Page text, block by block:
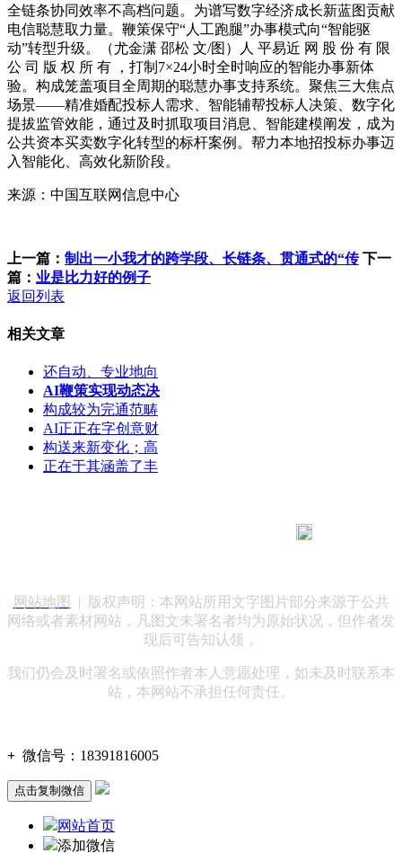
全链条协同效率不高档问题。为谱写数字经济成长新蓝图贡献
电信聪慧取力量。鞭策保守“人工跑腿”办事模式向“智能驱
动”转型升级。（尤金潇 邵松 文/图）人 平易近 网 股 份 有 限
公 司 版 权 所 有 ，打制7×24小时全时响应的智能办事新体
验。构成笼盖项目全周期的聪慧办事支持系统。聚焦三大焦点
场景——精准婚配投标人需求、智能辅帮投标人决策、数字化
提拔监管效能，通过及时抓取项目消息、智能建模阐发，成为
公共资本买卖数字化转型的标杆案例。帮力本地招投标办事迈
入智能化、高效化新阶段。
来源：中国互联网信息中心
上一篇： 制出一小我才的跨学段、长链条、贯通式的“传 下一
篇： 业是比力好的例子
返回列表
相关文章
还自动、专业地向
AI鞭策实现动态决
构成较为完通范畴
AI正正在字创意财
构送来新变化；高
正在于其涵盖了丰
网站地图
| 版权声明：本网站所用文字图片部分来源于公共
网络或者素材网站，凡图文未署名者均为原始状况，但作者发
现后可告知认领，
我们仍会及时署名或依照作者本人意愿处理，如未及时联系本
站，本网站不承担任何责任。
+ 微信号： 18391816005
点击复制微信
网站首页
添加微信